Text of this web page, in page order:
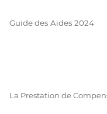
Guide des Aides 2024
La Prestation de